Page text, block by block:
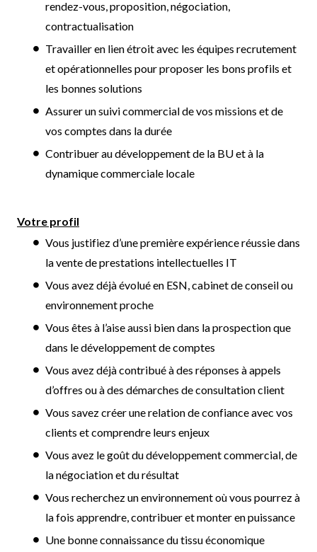
rendez-vous, proposition, négociation,
contractualisation
Travailler en lien étroit avec les équipes recrutement
et opérationnelles pour proposer les bons profils et
les bonnes solutions
Assurer un suivi commercial de vos missions et de
vos comptes dans la durée
Contribuer au développement de la BU et à la
dynamique commerciale locale
Votre profil
Vous justifiez d’une première expérience réussie dans
la vente de prestations intellectuelles IT
Vous avez déjà évolué en ESN, cabinet de conseil ou
environnement proche
Vous êtes à l’aise aussi bien dans la prospection que
dans le développement de comptes
Vous avez déjà contribué à des réponses à appels
d’offres ou à des démarches de consultation client
Vous savez créer une relation de confiance avec vos
clients et comprendre leurs enjeux
Vous avez le goût du développement commercial, de
la négociation et du résultat
Vous recherchez un environnement où vous pourrez à
la fois apprendre, contribuer et monter en puissance
Une bonne connaissance du tissu économique